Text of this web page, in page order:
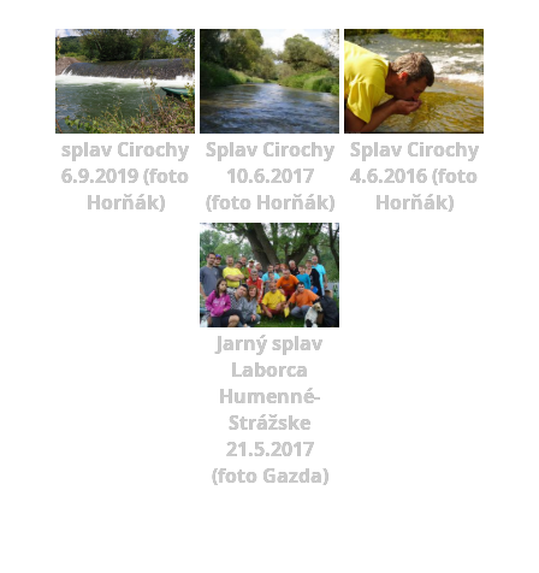
splav Cirochy
6.9.2019 (foto
Horňák)
Splav Cirochy
10.6.2017
(foto Horňák)
Splav Cirochy
4.6.2016 (foto
Horňák)
Jarný splav
Laborca
Humenné-
Strážske
21.5.2017
(foto Gazda)